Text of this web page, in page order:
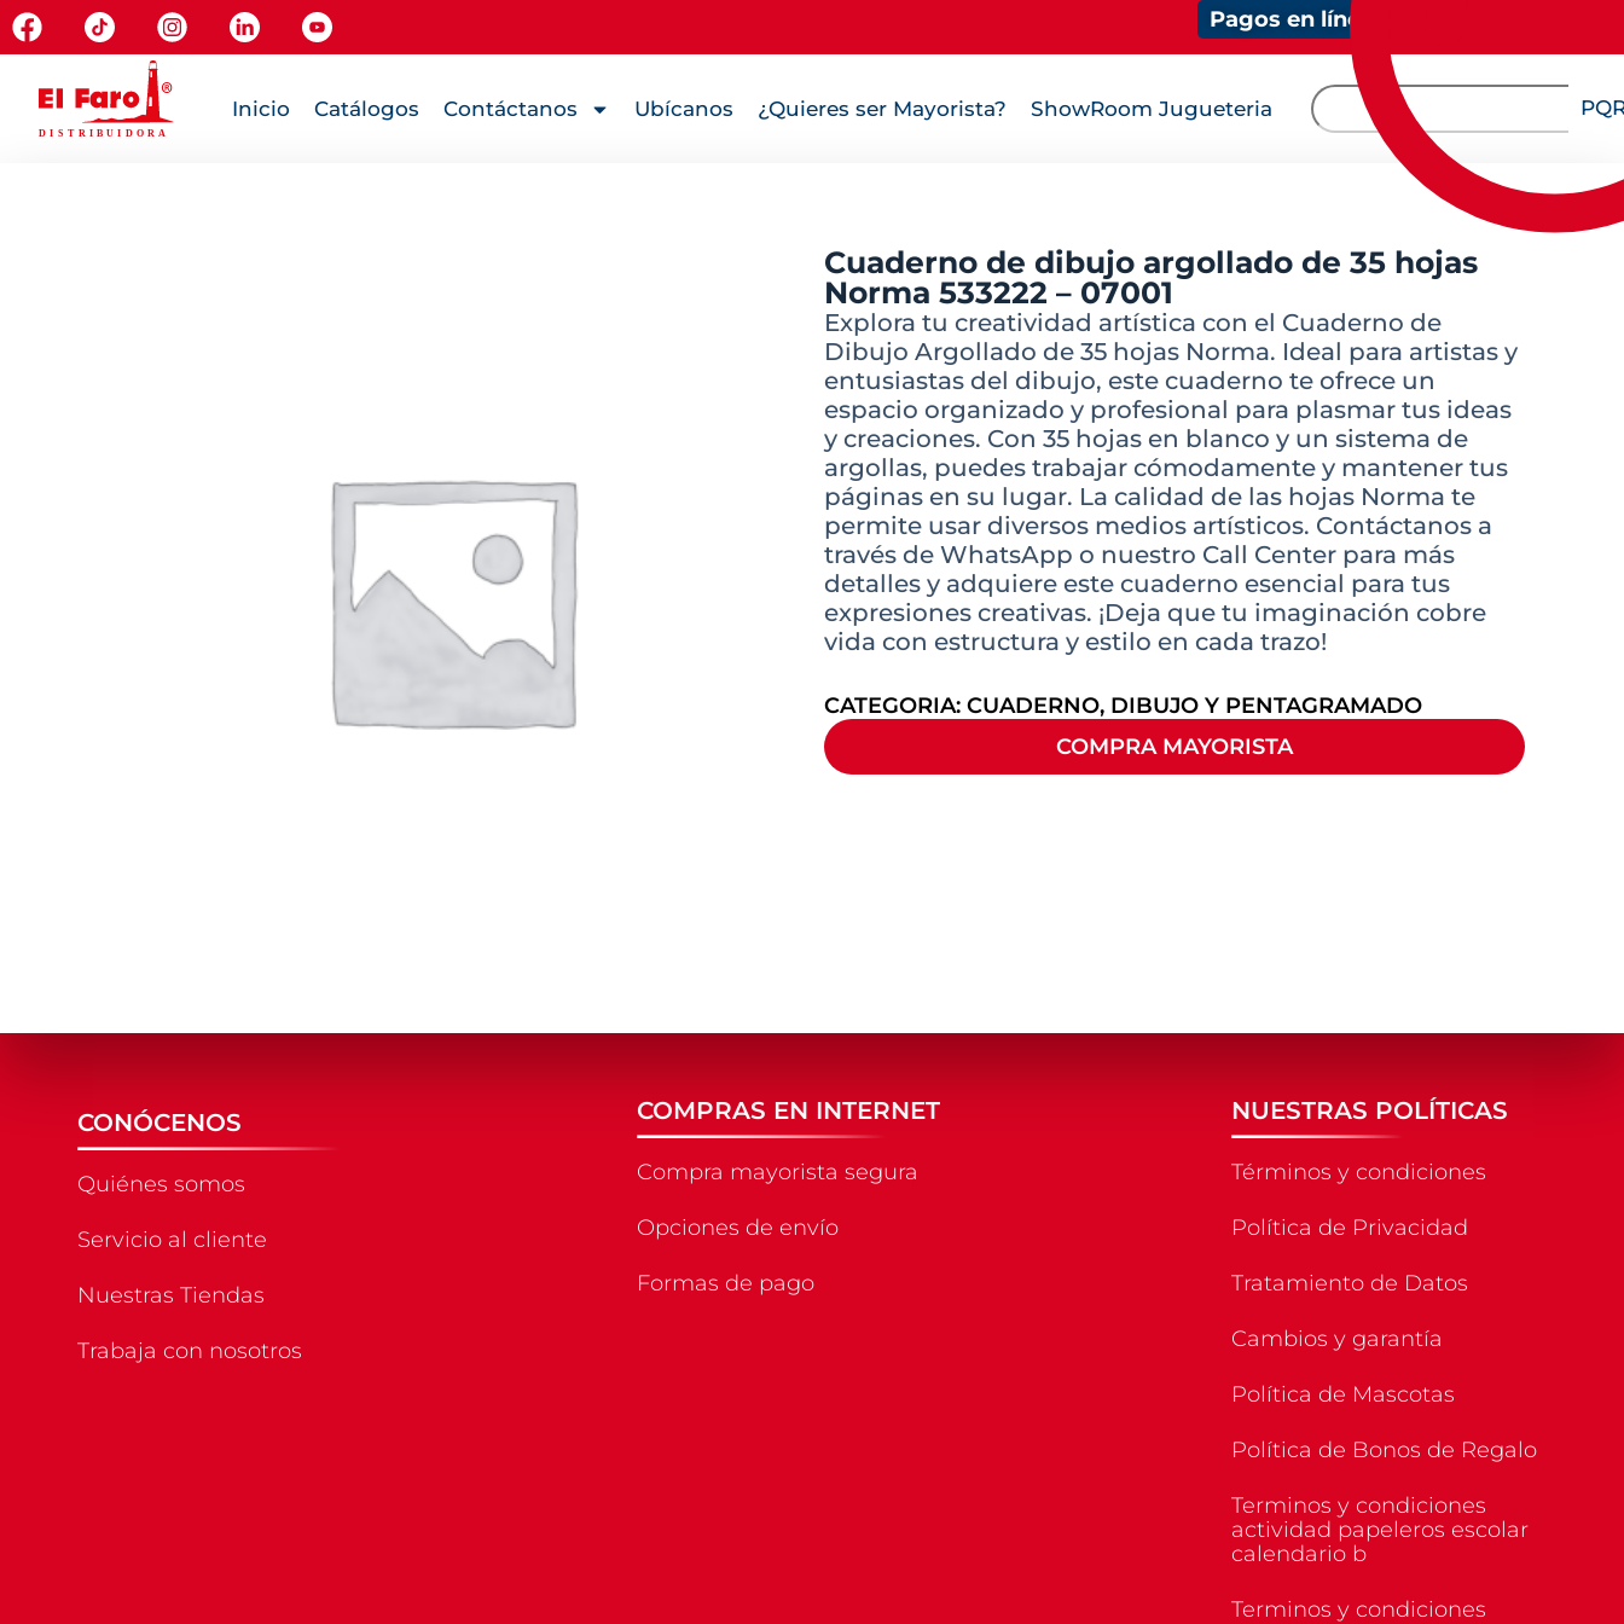
Pagos en línea
Inicio Catálogos Contáctanos Ubícanos ¿Quieres ser Mayorista? ShowRoom Jugueteria
Cuaderno de dibujo argollado de 35 hojas
Norma 533222 – 07001
Explora tu creatividad artística con el Cuaderno de
Dibujo Argollado de 35 hojas Norma. Ideal para artistas y
entusiastas del dibujo, este cuaderno te ofrece un
espacio organizado y profesional para plasmar tus ideas
y creaciones. Con 35 hojas en blanco y un sistema de
argollas, puedes trabajar cómodamente y mantener tus
páginas en su lugar. La calidad de las hojas Norma te
permite usar diversos medios artísticos. Contáctanos a
través de WhatsApp o nuestro Call Center para más
detalles y adquiere este cuaderno esencial para tus
expresiones creativas. ¡Deja que tu imaginación cobre
vida con estructura y estilo en cada trazo!
CATEGORIA: CUADERNO, DIBUJO Y PENTAGRAMADO
COMPRA MAYORISTA
CONÓCENOS
Quiénes somos
Servicio al cliente
Nuestras Tiendas
Trabaja con nosotros
COMPRAS EN INTERNET
Compra mayorista segura
Opciones de envío
Formas de pago
NUESTRAS POLÍTICAS
Términos y condiciones
Política de Privacidad
Tratamiento de Datos
Cambios y garantía
Política de Mascotas
Política de Bonos de Regalo
Terminos y condiciones
actividad papeleros escolar
calendario b
Terminos y condiciones